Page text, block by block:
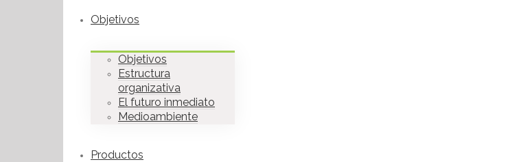
Objetivos
Objetivos
Estructura
organizativa
El futuro inmediato
Medioambiente
Productos